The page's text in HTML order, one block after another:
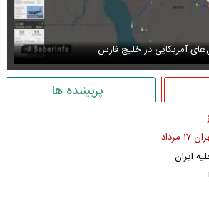
آمریکایی در خلیج فارس
پربیننده ها
ایران